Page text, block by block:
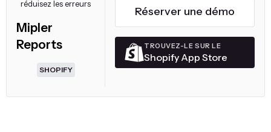
réduisez les erreurs
Mipler
Reports
SHOPIFY
Réserver une démo
TROUVEZ-LE SUR LE
Shopify App Store